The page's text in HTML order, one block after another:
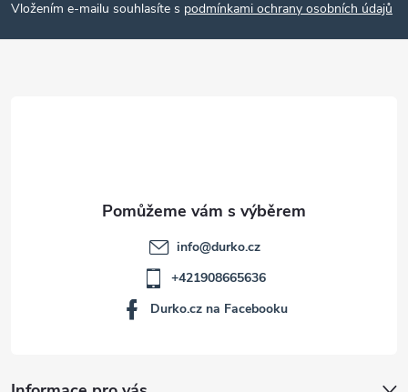
p
a
Vložením e-mailu souhlasíte s podmínkami ochrany osobních údajů
info@durko.cz
+421908665636
Durko.cz na Facebooku